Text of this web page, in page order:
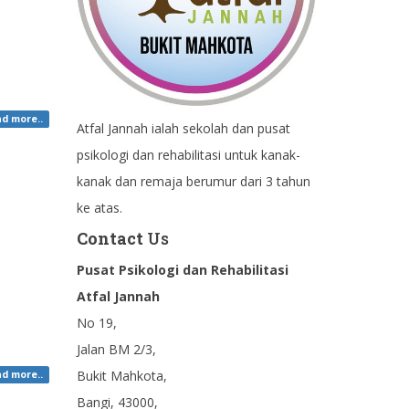
more..
more..
Atfal Jannah ialah sekolah dan pusat
psikologi dan rehabilitasi untuk kanak-
kanak dan remaja berumur dari 3 tahun
ke atas.
Contact Us
Pusat Psikologi dan Rehabilitasi
Atfal Jannah
No 19,
Jalan BM 2/3,
Bukit Mahkota,
Bangi, 43000,